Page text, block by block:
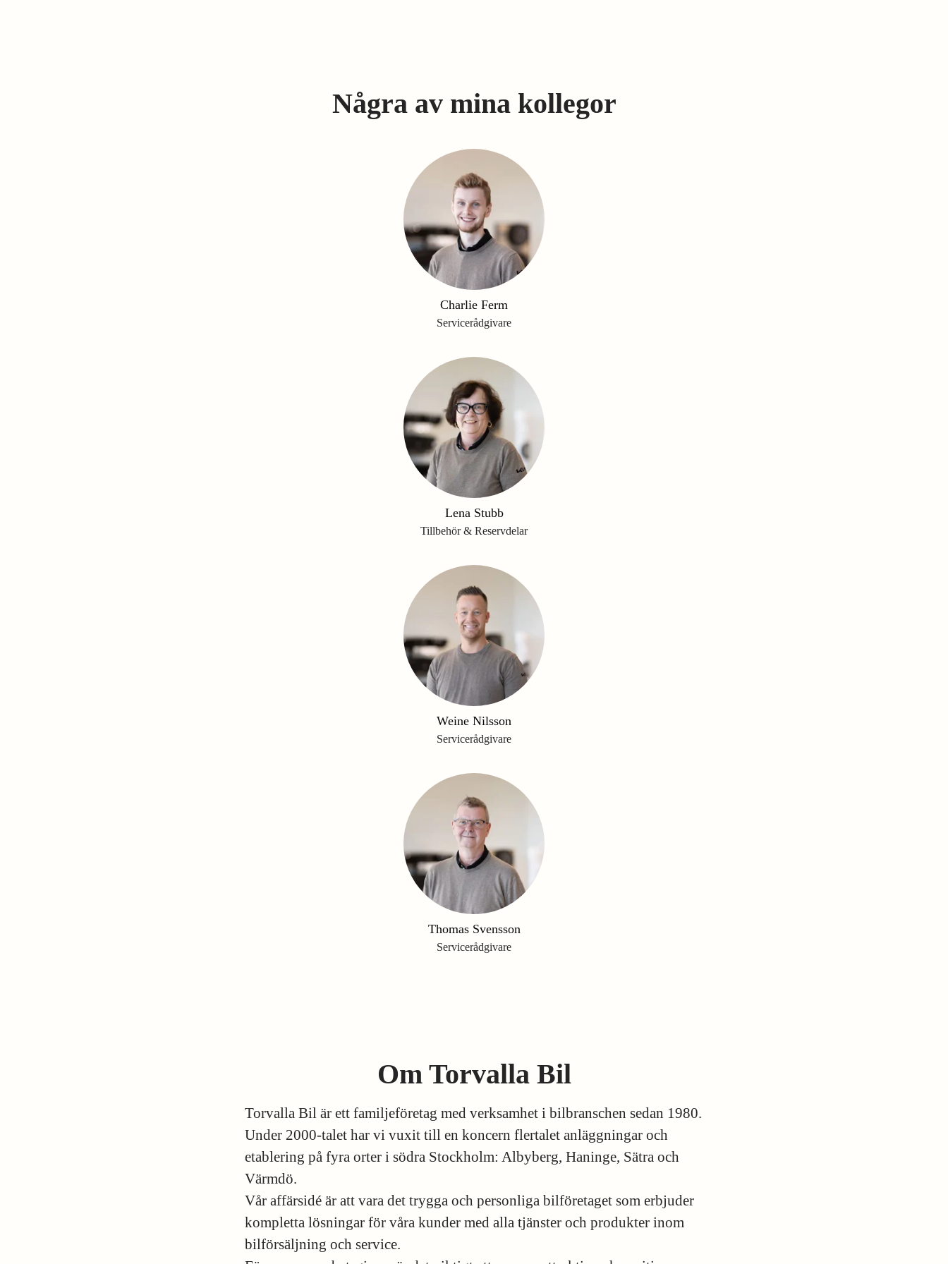
Några av mina kollegor
Charlie Ferm
Servicerådgivare
Lena Stubb
Tillbehör & Reservdelar
Weine Nilsson
Servicerådgivare
Thomas Svensson
Servicerådgivare
Om Torvalla Bil
Torvalla Bil är ett familjeföretag med verksamhet i bilbranschen sedan 1980.
Under 2000-talet har vi vuxit till en koncern flertalet anläggningar och
etablering på fyra orter i södra Stockholm: Albyberg, Haninge, Sätra och
Värmdö.
Vår affärsidé är att vara det trygga och personliga bilföretaget som erbjuder
kompletta lösningar för våra kunder med alla tjänster och produkter inom
bilförsäljning och service.